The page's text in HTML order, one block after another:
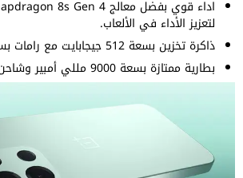
لتعزيز الأداء في الألعاب.
ذاكرة تخزين بسعة 512 جيجابايت مع رامات بسعة 16 جيجابايت.
بطارية ممتازة بسعة 9000 مللي أمبير وشاحن سريع 80 واط.